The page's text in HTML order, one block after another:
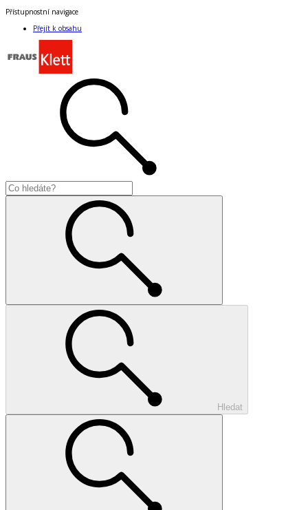
Přístupnostní navigace
Přejít k obsahu
Hledat